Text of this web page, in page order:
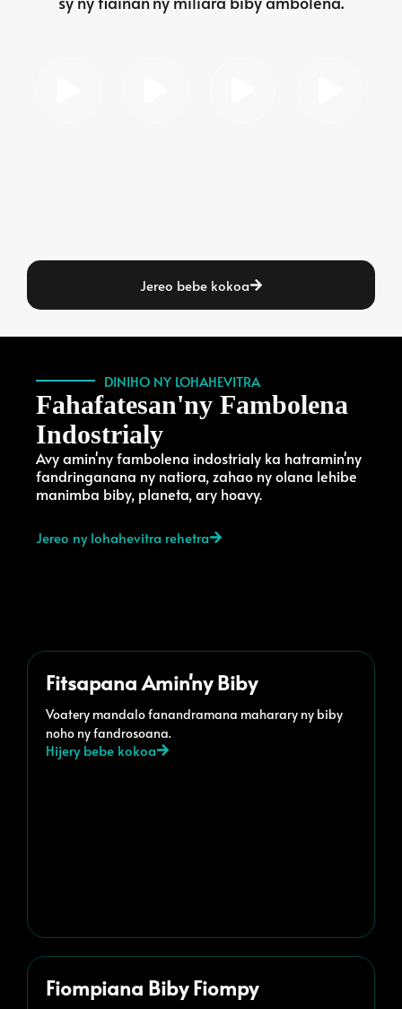
Jereo bebe kokoa
DINIHO NY LOHAHEVITRA
Fahafatesan'ny Fambolena
Indostrialy
Avy amin'ny fambolena indostrialy ka hatramin'ny
fandringanana ny natiora, zahao ny olana lehibe
manimba biby, planeta, ary hoavy.
Jereo ny lohahevitra rehetra
Fitsapana Amin'ny Biby
Voatery mandalo fanandramana maharary ny biby
noho ny fandrosoana.
Hijery bebe kokoa
Fiompiana Biby Fiompy